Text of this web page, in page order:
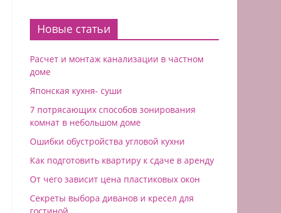
Новые статьи
Расчет и монтаж канализации в частном
доме
Японская кухня- суши
7 потрясающих способов зонирования
комнат в небольшом доме
Ошибки обустройства угловой кухни
Как подготовить квартиру к сдаче в аренду
От чего зависит цена пластиковых окон
Секреты выбора диванов и кресел для